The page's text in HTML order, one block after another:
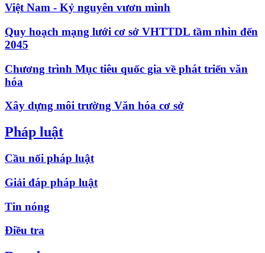
Việt Nam - Kỷ nguyên vươn mình
Quy hoạch mạng lưới cơ sở VHTTDL tầm nhìn đến
2045
Chương trình Mục tiêu quốc gia về phát triển văn
hóa
Xây dựng môi trường Văn hóa cơ sở
Pháp luật
Cầu nối pháp luật
Giải đáp pháp luật
Tin nóng
Điều tra